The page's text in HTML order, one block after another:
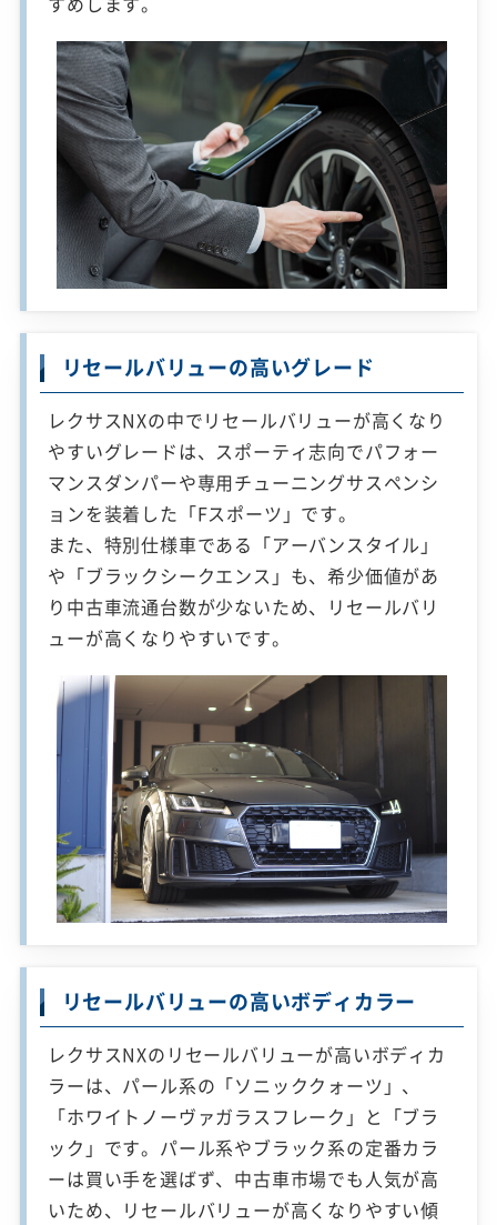
リセールバリューの高いグレード
レクサスNXの中でリセールバリューが高くなり
やすいグレードは、スポーティ志向でパフォー
マンスダンパーや専用チューニングサスペンシ
ョンを装着した「Fスポーツ」です。
また、特別仕様車である「アーバンスタイル」
や「ブラックシークエンス」も、希少価値があ
り中古車流通台数が少ないため、リセールバリ
ューが高くなりやすいです。
リセールバリューの高いボディカラー
レクサスNXのリセールバリューが高いボディカ
ラーは、パール系の「ソニッククォーツ」、
「ホワイトノーヴァガラスフレーク」と「ブラ
ック」です。パール系やブラック系の定番カラ
ーは買い手を選ばず、中古車市場でも人気が高
いため、リセールバリューが高くなりやすい傾